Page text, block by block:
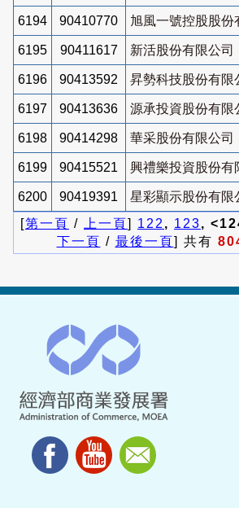
6194 90410770 旭風一號控股股份
6195 90411617 新活股份有限公司
6196 90413592 昇勢科技股份有限
6197 90413636 源承投資股份有限
6198 90414298 華采股份有限公司
6199 90415521 興禮樂投資股份有
6200 90419391
星彩顯示股份有限
[第一頁 / 上一頁] 122 , 123,
下一頁 / 最後一頁] 共有